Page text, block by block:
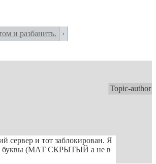
и разбанить.
›
сервер и тот заблокирован. Я
4 буквы (МАТ СКРЫТЫЙ а не в